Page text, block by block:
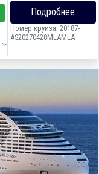
Подробнее
Номер круиза: 20187-
AS20270428MLAMLA